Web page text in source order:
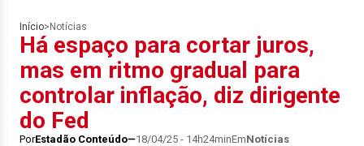
Início> Notícias
Há espaço para cortar juros,
mas em ritmo gradual para
controlar inflação, diz dirigente
do Fed
PorEstadão Conteúdo 18/04/25 - 14h24minEmNotícias